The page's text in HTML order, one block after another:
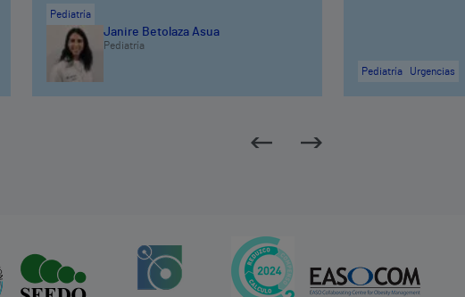
Pediatría
Janire Betolaza Asua
Pediatría
Pediatría Urgencias